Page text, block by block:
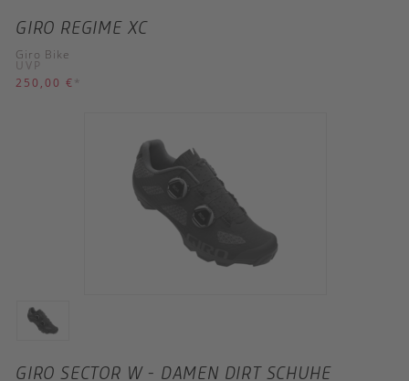
GIRO REGIME XC
Giro Bike
UVP
250,00 € *
GIRO SECTOR W - DAMEN DIRT SCHUHE